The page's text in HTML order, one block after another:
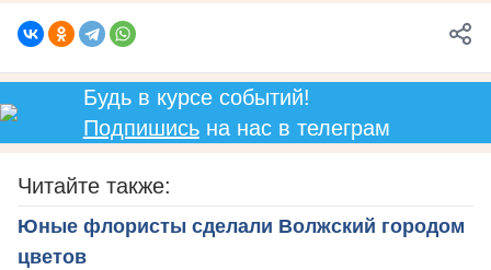
Будь в курсе событий!
Подпишисьна нас в телеграм
Читайте также:
Юные флористы сделали Волжский городом
цветов